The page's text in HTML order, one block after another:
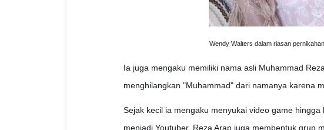
Wendy Walters dalam riasan
Ia juga mengaku memiliki nama asli Muhammad
menghilangkan "Muhammad" dari namanya karena
Sejak kecil ia mengaku menyukai video game
menjadi Youtuber, Reza Arap juga membentuk grup